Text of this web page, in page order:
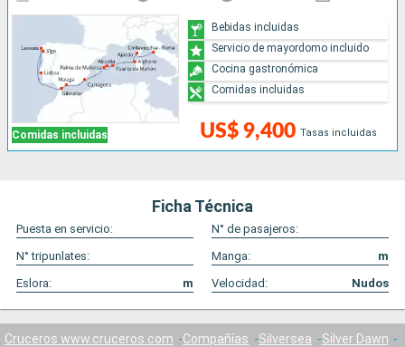
Comidas incluidas US$ 9,400 Tasas incluidas
Bebidas incluidas
Servicio de mayordomo incluido
Cocina gastronómica
Comidas incluidas
Ficha Técnica
Puesta en servicio:
N° de pasajeros:
N° tripunlates:
Manga:
m
Eslora:
m Velocidad: Nudos
Cruceros www.cruceros.com Compañías Silversea
Silver Dawn